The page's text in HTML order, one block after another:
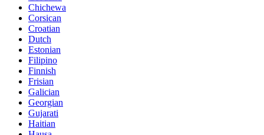
Chichewa
Corsican
Croatian
Dutch
Estonian
Filipino
Finnish
Frisian
Galician
Georgian
Gujarati
Haitian